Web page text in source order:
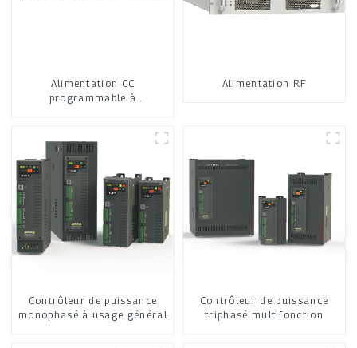
Alimentation CC
programmable à
Alimentation RF
Contrôleur de puissance
monophasé à usage général
Contrôleur de puissance
triphasé multifonction